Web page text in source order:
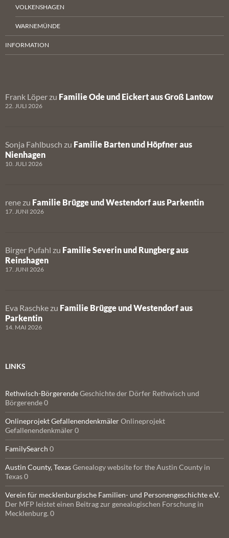
VOLKENSHAGEN
WARNEMÜNDE
INFORMATION
Frank Löper zu Familie Ode und Eickert aus Groß Lantow
22. JULI 2026
Sonja Fahlbusch zu Familie Barten und Höpfner aus
Nienhagen
10. JULI 2026
rene zu Familie Brügge und Westendorf aus Parkentin
17. JUNI 2026
Birger Pufahl zu Familie Severin und Rungberg aus
Reinshagen
17. JUNI 2026
Eva Raschke zu Familie Brügge und Westendorf aus
Parkentin
14. MAI 2026
LINKS
Rethwisch-BörgerendeGeschichte der Dörfer Rethwisch und
Börgerende 0
Onlineprojekt GefallenendenkmälerOnlineprojekt
Gefallenendenkmäler 0
FamilySearch 0
Austin County, TexasGenealogy website for the Austin County in
Texas 0
Verein für mecklenburgische Familien- und Personengeschichte e.V.
Der MFP leistet einen Beitrag zur genealogischen Forschung in
Mecklenburg. 0